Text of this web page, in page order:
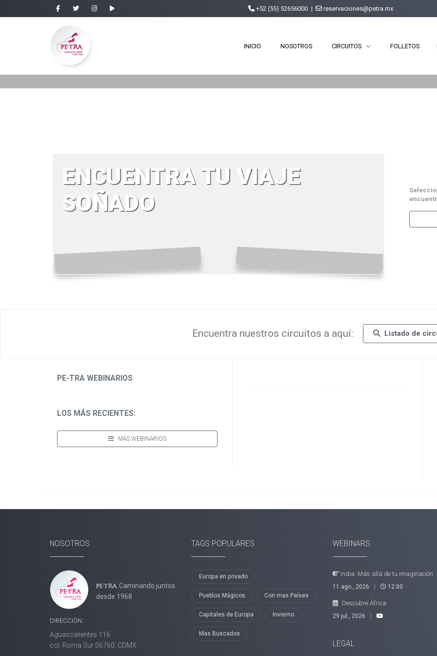
+52 (55) 52656000 | reservaciones@petra.mx
INICIO NOSOTROS CIRCUITOS FOLLETOS
ENCUENTRA TU VIAJE
SOÑADO
Encuentra nuestros circuitos a aquí: Listado de
PE-TRA WEBINARIOS
LOS MÁS RECIENTES:
MÁS WEBINARIOS
NOSOTROS
Caminando juntos
desde 1968
DIRECCIÓN:
Aguascalientes 116
col. Roma Sur 06760, CDMX
TAGS POPULARES
Europa en privado
Pueblos Mágicos Con mas Países
Capitales de Europa Invierno
Mas Buscados
WEBINARS
India: Más allá de tu imaginación
11 ago., 2026 12:00
Descubre África
29 jul., 2026
LEGAL